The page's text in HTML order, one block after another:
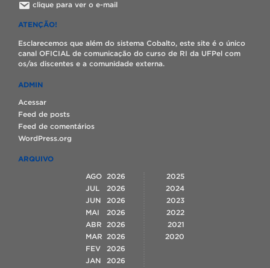
clique para ver o e-mail
ATENÇÃO!
Esclarecemos que além do sistema Cobalto, este site é o único
canal OFICIAL de comunicação do curso de RI da UFPel com
os/as discentes e a comunidade externa.
ADMIN
Acessar
Feed de posts
Feed de comentários
WordPress.org
ARQUIVO
AGO
2026
JUL
2026
JUN
2026
MAI
2026
ABR
2026
MAR
2026
FEV
2026
JAN
2026
2025
2024
2023
2022
2021
2020